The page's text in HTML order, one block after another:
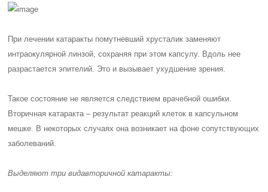
При лечении катаракты помутневший хрусталик заменяют
интраокулярной линзой, сохраняя при этом капсулу. Вдоль нее
разрастается эпителий. Это и вызывает ухудшение зрения.
Такое состояние не является следствием врачебной ошибки.
Вторичная катаракта – результат реакций клеток в капсульном
мешке. В некоторых случаях она возникает на фоне сопутствующих
заболеваний.
Выделяюттри видавторичной катаракты: